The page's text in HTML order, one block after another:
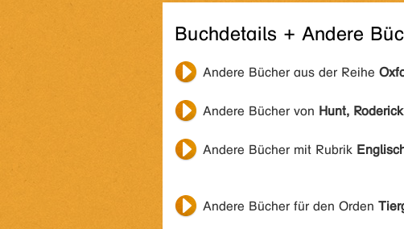
Buchdetails + Andere
Andere Bücher aus der Reihe
Andere Bücher von Hunt, Roderick
Andere Bücher mit Rubrik
Andere Bücher für den Orden